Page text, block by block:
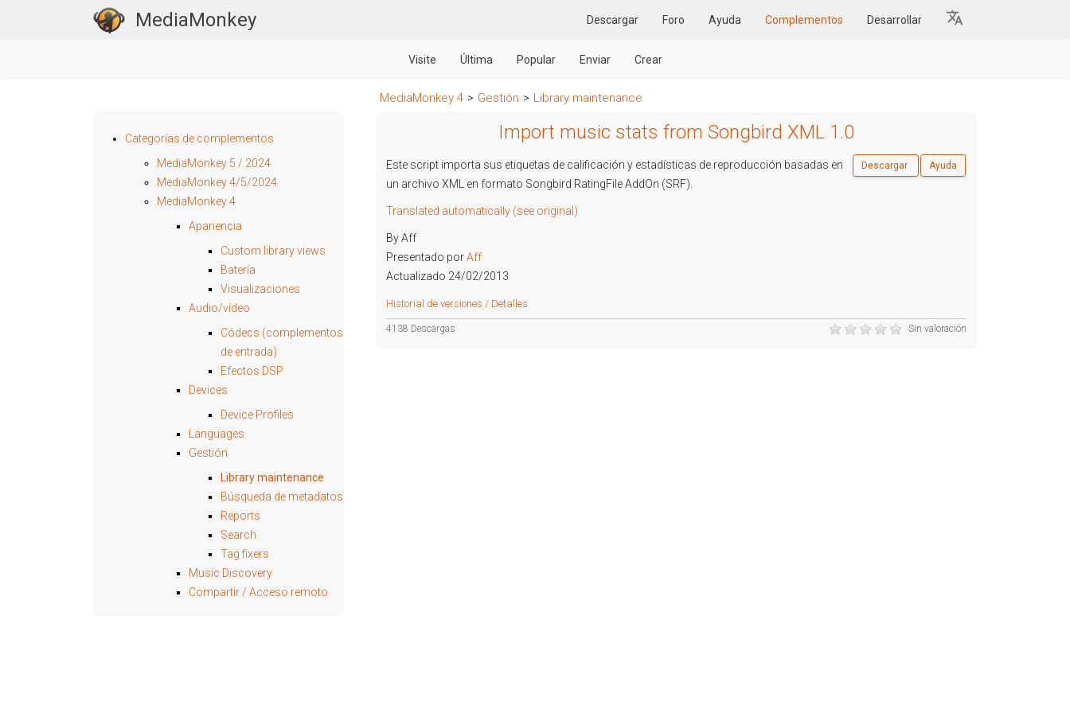
MediaMonkey Descargar Foro Ayuda Complementos Desarrollar
Visite Última Popular Enviar Crear
MediaMonkey 4 > Gestión > Library maintenance
Import music stats from Songbird XML 1.0
Descargar Ayuda
Este script importa sus etiquetas de calificación y estadísticas de reproducción basadas en
un archivo XML en formato Songbird RatingFile AddOn (SRF).
Translated automatically (see original)
By Aff
Presentado porAff
Actualizado 24/02/2013
Historial de versiones / Detalles
Sin valoración
4138 Descargas
Categorías de complementos
MediaMonkey 5 / 2024
MediaMonkey 4/5/2024
MediaMonkey 4
Apariencia
Custom library views
Batería
Visualizaciones
Audio/vídeo
Códecs (complementos
de entrada)
Efectos DSP
Devices
Device Profiles
Languages
Gestión
Library maintenance
Búsqueda de metadatos
Reports
Search
Tag fixers
Music Discovery
Compartir / Acceso remoto